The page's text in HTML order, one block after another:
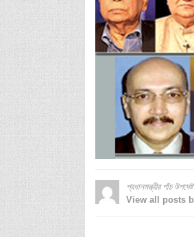
প্রধানমন্ত্রীর পাঁচ
View all posts